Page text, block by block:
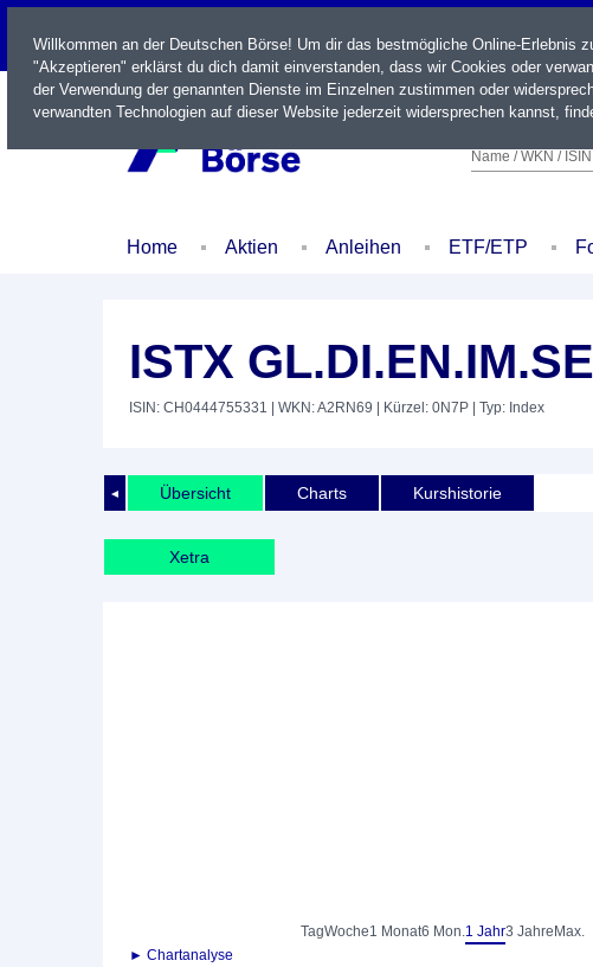
LIVE
Name / WKN /
Home Aktien Anleihen ETF/ETP
ISTX
ISIN: CH0444755331 | WKN: A2RN69 | Kürzel: 0N7P | Typ: Index
◄ Übersicht Charts Kurshistorie
Xetra
TagWoche1 Monat6 Mon.1 Jahr3 Jahre Max.
► Chartanalyse
Willkommen an der Deutschen Börse! Um dir das bestmögliche Online-
"Akzeptieren" erklärst du dich damit einverstanden, dass wir Cookies oder
der Verwendung der genannten Dienste im Einzelnen zustimmen oder
verwandten Technologien auf dieser Website jederzeit widersprechen kannst,